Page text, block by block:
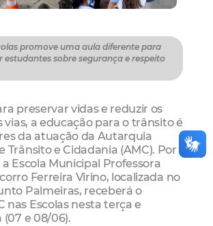
promove uma aula diferente para
estudantes sobre segurança e respeito
preservar vidas e reduzir os
vias, a educação para o trânsito é
da atuação da Autarquia
Trânsito e Cidadania (AMC). Por
Escola Municipal Professora
Ferreira Virino, localizada no
Palmeiras, receberá o
nas Escolas nesta terça e
e 08/06).